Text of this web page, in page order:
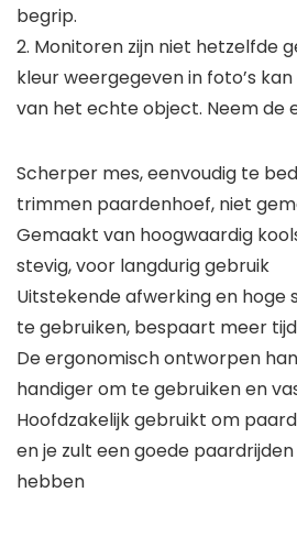
begrip.
2. Monitoren zijn niet hetzelfde
kleur weergegeven in foto’s
van het echte object. Neem de
Scherper mes, eenvoudig te
trimmen paardenhoef, niet
Gemaakt van hoogwaardig
stevig, voor langdurig gebruik
Uitstekende afwerking en hoge
te gebruiken, bespaart meer
De ergonomisch ontworpen
handiger om te gebruiken en
Hoofdzakelijk gebruikt om
en je zult een goede
hebben